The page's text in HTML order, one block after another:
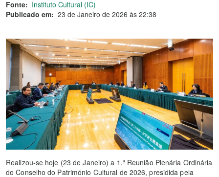
Fonte: Instituto Cultural (IC)
Publicado em: 23 de Janeiro de 2026 às 22:38
Realizou-se hoje (23 de Janeiro) a 1.ª Reunião Plenária Ordinária
do Conselho do Património Cultural de 2026, presidida pela